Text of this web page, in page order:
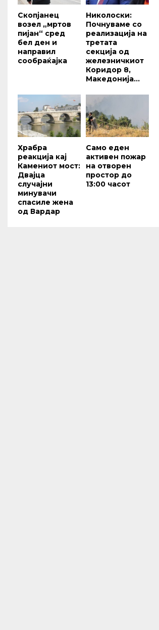
Скопјанец
возел „мртов
пијан“ сред
бел ден и
направил
сообраќајка
Николоски:
Почнуваме со
реализација на
третата
секција од
железничкиот
Коридор 8,
Македонија...
Храбра
реакција кај
Камениот мост:
Двајца
случајни
минувачи
спасиле жена
од Вардар
Само еден
активен пожар
на отворен
простор до
13:00 часот